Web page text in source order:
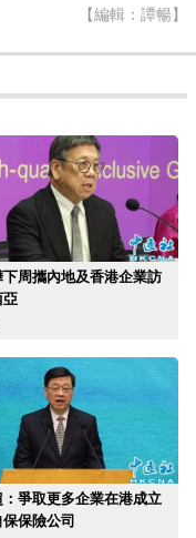
【編輯：譚暢】
周攜內地及香港企業訪
爭取更多企業在港成立
保險公司